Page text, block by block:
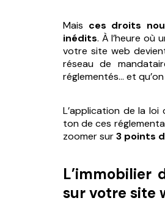
Mais ces droits
inédits. À l’heure où
votre site web
réseau de
réglementés… et
L’application de la loi
ton de ces
zoomer sur3 points
L’immobilier
sur votre site